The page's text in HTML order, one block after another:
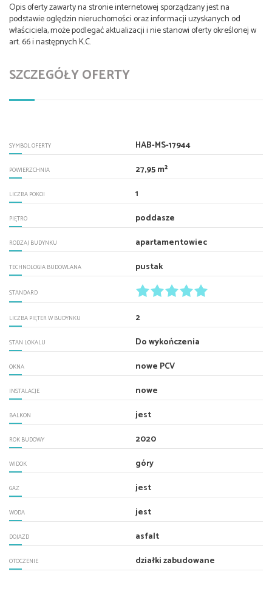
Opis oferty zawarty na stronie internetowej sporządzany jest na
podstawie oględzin nieruchomości oraz informacji uzyskanych od
właściciela, może podlegać aktualizacji i nie stanowi oferty określonej w
art. 66 i następnych K.C.
SZCZEGÓŁY OFERTY
SYMBOL OFERTY HAB-MS-17944
POWIERZCHNIA 27,95 m²
LICZBA POKOI 1
PIĘTRO poddasze
RODZAJ BUDYNKU apartamentowiec
TECHNOLOGIA BUDOWLANA pustak
STANDARD
LICZBA PIĘTER W BUDYNKU 2
STAN LOKALU Do wykończenia
OKNA nowe PCV
INSTALACJE nowe
BALKON jest
ROK BUDOWY 2020
WIDOK góry
GAZ jest
WODA jest
DOJAZD asfalt
OTOCZENIE działki zabudowane